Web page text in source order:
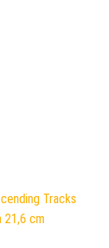
Tracks
21,6 cm